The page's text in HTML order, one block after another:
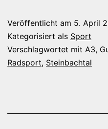
Veröffentlicht am 5. April
Kategorisiert als Sport
Verschlagwortet mit A3,
Radsport, Steinbachtal